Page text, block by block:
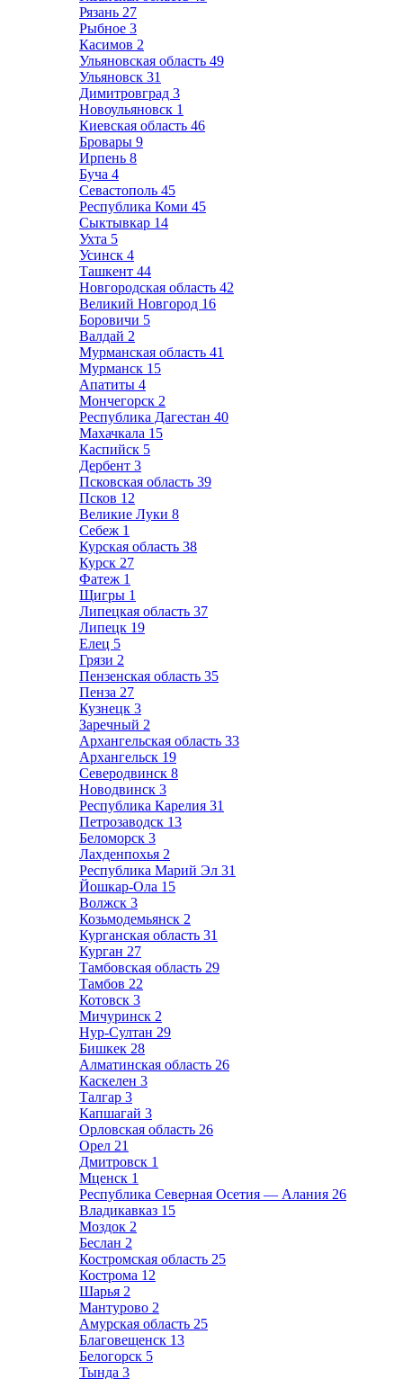
Рязань 27
Рыбное 3
Касимов 2
Ульяновская область 49
Ульяновск 31
Димитровград 3
Новоульяновск 1
Киевская область 46
Бровары 9
Ирпень 8
Буча 4
Севастополь 45
Республика Коми 45
Сыктывкар 14
Ухта 5
Усинск 4
Ташкент 44
Новгородская область 42
Великий Новгород 16
Боровичи 5
Валдай 2
Мурманская область 41
Мурманск 15
Апатиты 4
Мончегорск 2
Республика Дагестан 40
Махачкала 15
Каспийск 5
Дербент 3
Псковская область 39
Псков 12
Великие Луки 8
Себеж 1
Курская область 38
Курск 27
Фатеж 1
Щигры 1
Липецкая область 37
Липецк 19
Елец 5
Грязи 2
Пензенская область 35
Пенза 27
Кузнецк 3
Заречный 2
Архангельская область 33
Архангельск 19
Северодвинск 8
Новодвинск 3
Республика Карелия 31
Петрозаводск 13
Беломорск 3
Лахденпохья 2
Республика Марий Эл 31
Йошкар-Ола 15
Волжск 3
Козьмодемьянск 2
Курганская область 31
Курган 27
Тамбовская область 29
Тамбов 22
Котовск 3
Мичуринск 2
Нур-Султан 29
Бишкек 28
Алматинская область 26
Каскелен 3
Талгар 3
Капшагай 3
Орловская область 26
Орел 21
Дмитровск 1
Мценск 1
Республика Северная Осетия — Алания 26
Владикавказ 15
Моздок 2
Беслан 2
Костромская область 25
Кострома 12
Шарья 2
Мантурово 2
Амурская область 25
Благовещенск 13
Белогорск 5
Тында 3